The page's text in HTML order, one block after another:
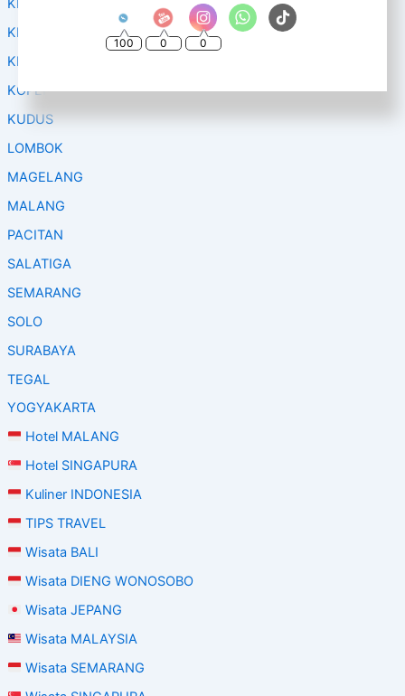
KEDIRI
KENDAL
KLATEN
KOPENG
KUDUS
LOMBOK
MAGELANG
MALANG
PACITAN
SALATIGA
SEMARANG
SOLO
SURABAYA
TEGAL
YOGYAKARTA
Hotel MALANG
Hotel SINGAPURA
Kuliner INDONESIA
TIPS TRAVEL
Wisata BALI
Wisata DIENG WONOSOBO
Wisata JEPANG
Wisata MALAYSIA
Wisata SEMARANG
100 0 0